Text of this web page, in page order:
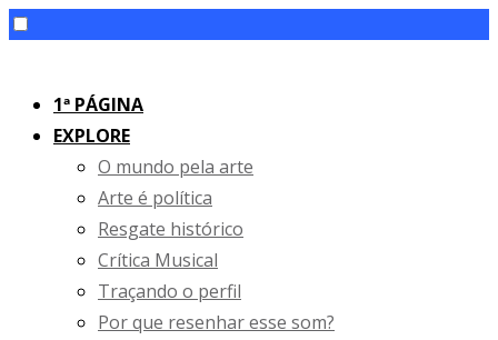
content1ª PÁGINA
EXPLORE
O mundo pela arte
Arte é política
Resgate histórico
Crítica Musical
Traçando o perfil
Por que resenhar esse som?